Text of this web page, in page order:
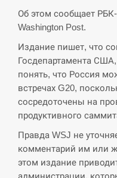
14:40
У Росії
Reuters
СЕРПЕНЬ
14:23
Поставки ракет
хотя у партнеров
СЕРПЕНЬ
У Румунії
збільшення
Об этом сообщает
Washington Post.
Издание пишет, что
Госдепартамента
понять, что Россия
встречах G20,
сосредоточены на
продуктивного
Правда WSJ не
комментарий им или
этом издание
администрации,